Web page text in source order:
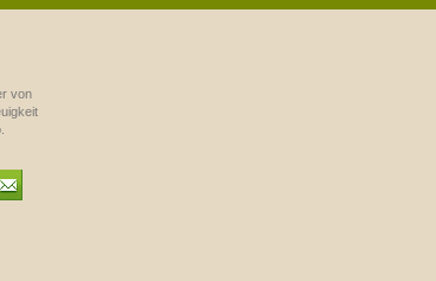
von